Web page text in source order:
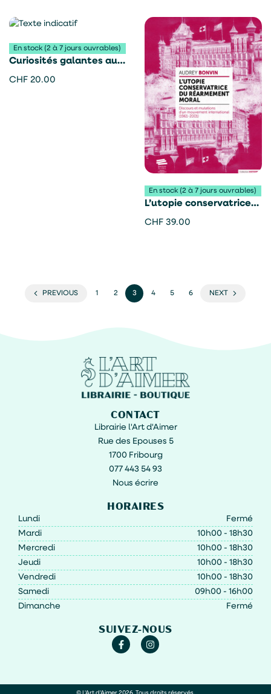
En stock (2 à 7 jours ouvrables)
Curiosités galantes au
XVIIe siècle – Nina
CHF 20.00
En stock (2 à 7 jours ouvrables)
L’utopie conservatrice
du réarmement moral –
CHF 39.00
PREVIOUS 1 2 3 4 5 6 NEXT
CONTACT
Librairie l'Art d'Aimer
Rue des Epouses 5
1700 Fribourg
077 443 54 93
Nous écrire
HORAIRES
Lundi
Fermé
Mardi
10h00 - 18h30
Mercredi
10h00 - 18h30
Jeudi
10h00 - 18h30
Vendredi
10h00 - 18h30
Samedi
09h00 - 16h00
Dimanche
Fermé
SUIVEZ-NOUS